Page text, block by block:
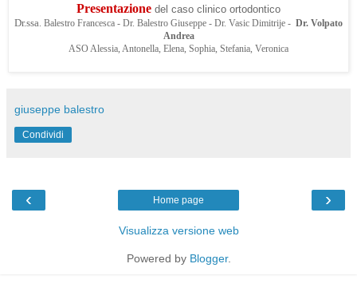
Presentazione del caso clinico ortodontico
Dr.ssa . Balestro Francesca - Dr. Balestro Giuseppe - Dr. Vasic Dimitrije - Dr. Volpato
Andrea
ASO Alessia, Antonella, Elena, Sophia, Stefania, Veronica
giuseppe balestro
Condividi
‹ ›
Home page
Visualizza versione web
Powered by Blogger.